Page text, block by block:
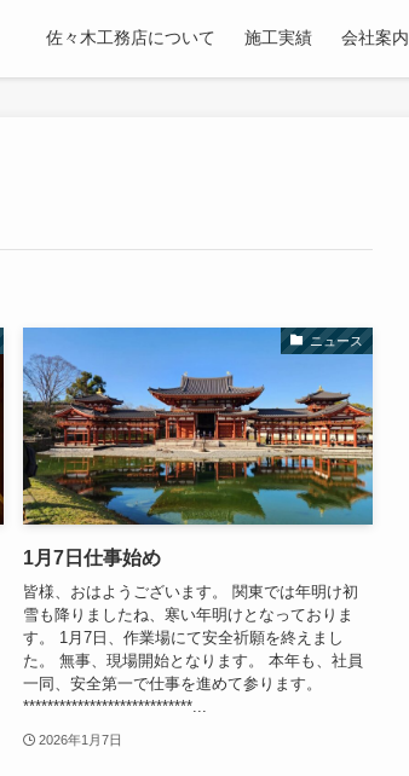
佐々木工務店について 施工実績 会社案内
ニュース
1月7日仕事始め
皆様、おはようございます。 関東では年明け初
雪も降りましたね、寒い年明けとなっておりま
す。 1月7日、作業場にて安全祈願を終えまし
た。 無事、現場開始となります。 本年も、社員
一同、安全第一で仕事を進めて参ります。
****************************...
2026年1月7日